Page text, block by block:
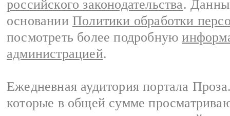
российского законодательства.
основании Политики обработки
посмотреть более подробную
администрацией.
Ежедневная аудитория портала
которые в общей сумме